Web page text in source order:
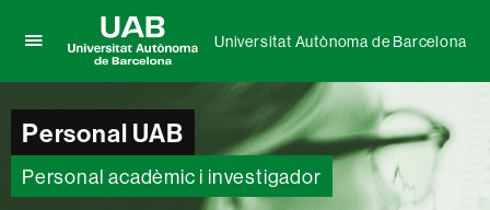
per
desplegar
el
menú
de
Universitat
Autònoma
de
Universitat Autònoma de Barcelona
Personal UAB
Personal acadèmic i investigador